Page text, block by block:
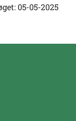
05-05-2025